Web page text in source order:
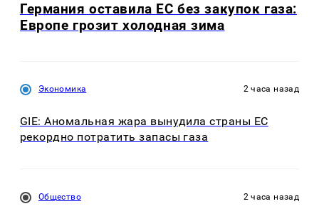
Германия оставила ЕС без закупок газа:
Европе грозит холодная зима
Экономика 2 часа назад
GIE: Аномальная жара вынудила страны ЕС
рекордно потратить запасы газа
Общество 2 часа назад